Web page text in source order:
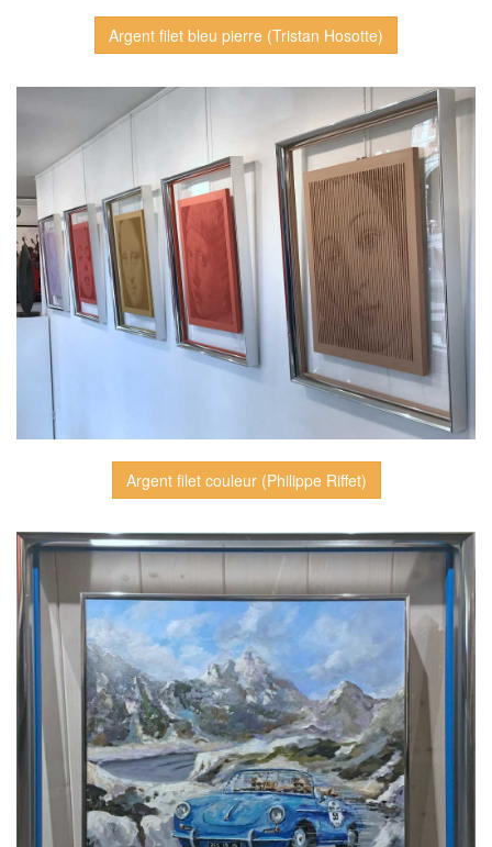
Argent filet bleu pierre (Tristan Hosotte)
Argent filet couleur (Philippe Riffet)